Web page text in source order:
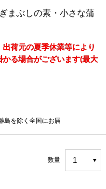
まぶしの素・小さな蒲
荷元の夏季休業等により
る場合がございます(最大
島を除く全国にお届
数量